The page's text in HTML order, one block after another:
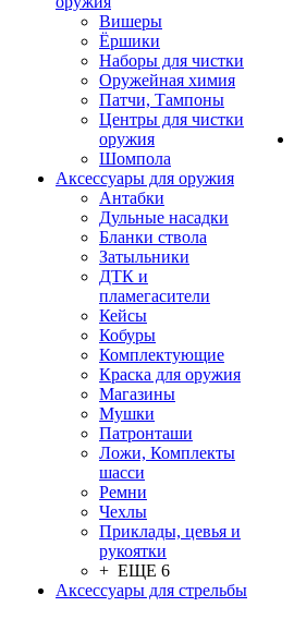
Вишеры
Ёршики
Наборы для чистки
Оружейная химия
Патчи, Тампоны
Центры для чистки
оружия
Шомпола
Аксессуары для оружия
Антабки
Дульные насадки
Бланки ствола
Затыльники
ДТК и
пламегасители
Кейсы
Кобуры
Комплектующие
Краска для оружия
Магазины
Мушки
Патронташи
Ложи, Комплекты
шасси
Ремни
Чехлы
Приклады, цевья и
рукоятки
+ ЕЩЕ 6
Аксессуары для стрельбы